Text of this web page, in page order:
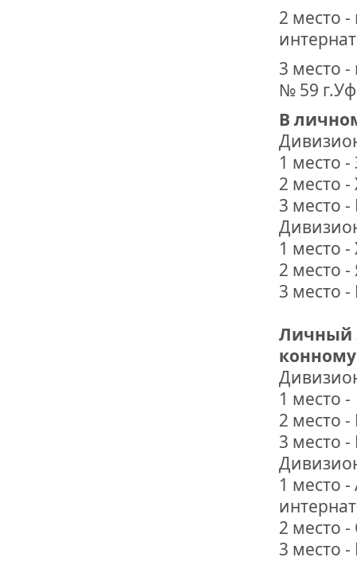
2 место
3 место
№ 59
В
1 место
2 место
3 место
1 место
2 место
3 место
Личный
1 место
2 место
3 место
1 место
2 место
3 место